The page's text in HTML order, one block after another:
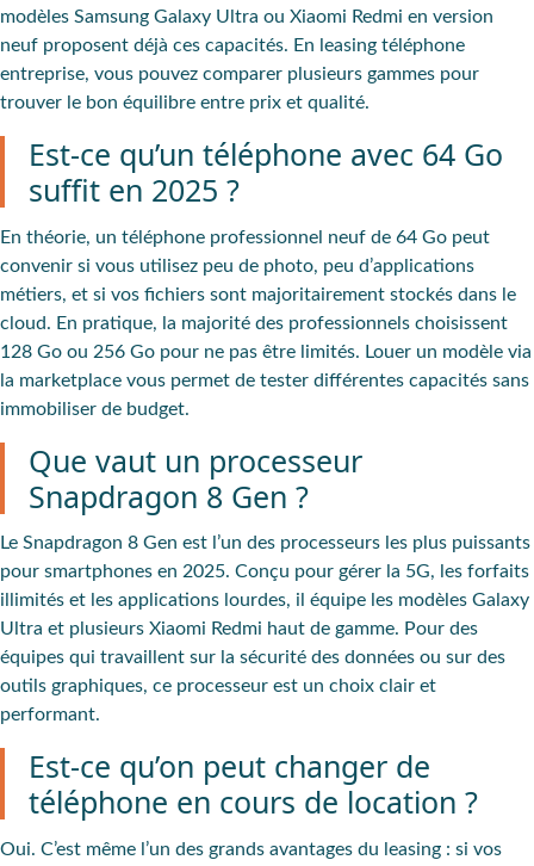
modèles Samsung Galaxy Ultra ou Xiaomi Redmi en version
neuf proposent déjà ces capacités. En leasing téléphone
entreprise, vous pouvez comparer plusieurs gammes pour
trouver le bon équilibre entre prix et qualité.
Est-ce qu’un téléphone avec 64 Go
suffit en 2025 ?
En théorie, un téléphone professionnel neuf de 64 Go peut
convenir si vous utilisez peu de photo, peu d’applications
métiers, et si vos fichiers sont majoritairement stockés dans le
cloud. En pratique, la majorité des professionnels choisissent
128 Go ou 256 Go pour ne pas être limités. Louer un modèle via
la marketplace vous permet de tester différentes capacités sans
immobiliser de budget.
Que vaut un processeur
Snapdragon 8 Gen ?
Le Snapdragon 8 Gen est l’un des processeurs les plus puissants
pour smartphones en 2025. Conçu pour gérer la 5G, les forfaits
illimités et les applications lourdes, il équipe les modèles Galaxy
Ultra et plusieurs Xiaomi Redmi haut de gamme. Pour des
équipes qui travaillent sur la sécurité des données ou sur des
outils graphiques, ce processeur est un choix clair et
performant.
Est-ce qu’on peut changer de
téléphone en cours de location ?
Oui. C’est même l’un des grands avantages du leasing : si vos